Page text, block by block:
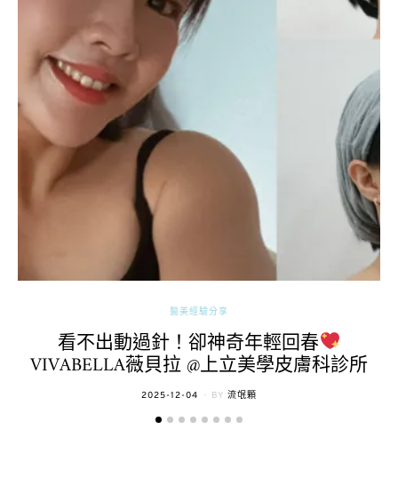
醫美經驗分享
看不出動過針！卻神奇年輕回春
VIVABELLA薇貝拉 @上立美學皮膚科診所
POSTED
2025-12-04 BY 流氓顆